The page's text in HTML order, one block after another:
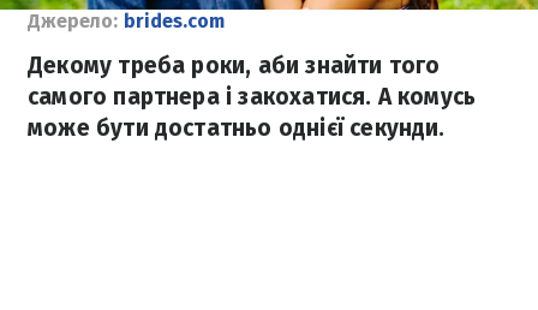
Джерело: brides.com
Декому треба роки, аби знайти того
самого партнера і закохатися. А комусь
може бути достатньо однієї секунди.